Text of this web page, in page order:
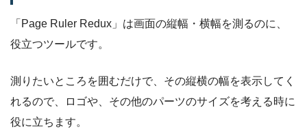
「Page Ruler Redux」は画面の縦幅・横幅を測るのに、
役立つツールです。
測りたいところを囲むだけで、その縦横の幅を表示してく
れるので、ロゴや、その他のパーツのサイズを考える時に
役に立ちます。